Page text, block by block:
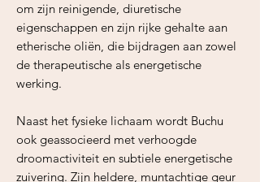
om zijn reinigende, diuretische
eigenschappen en zijn rijke gehalte aan
etherische oliën, die bijdragen aan zowel
de therapeutische als energetische
werking.
Naast het fysieke lichaam wordt Buchu
ook geassocieerd met verhoogde
droomactiviteit en subtiele energetische
zuivering. Zijn heldere, muntachtige geur